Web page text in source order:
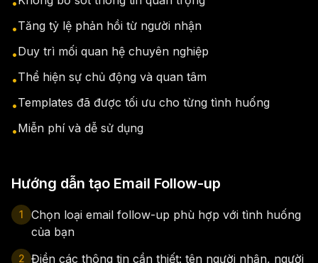
•Tăng tỷ lệ phản hồi từ người nhận
•Duy trì mối quan hệ chuyên nghiệp
•Thể hiện sự chủ động và quan tâm
•Templates đã được tối ưu cho từng tình huống
•Miễn phí và dễ sử dụng
Hướng dẫn tạo Email Follow-up
1
Chọn loại email follow-up phù hợp với tình huống
của bạn
2 Điền các thông tin cần thiết: tên người nhận, người